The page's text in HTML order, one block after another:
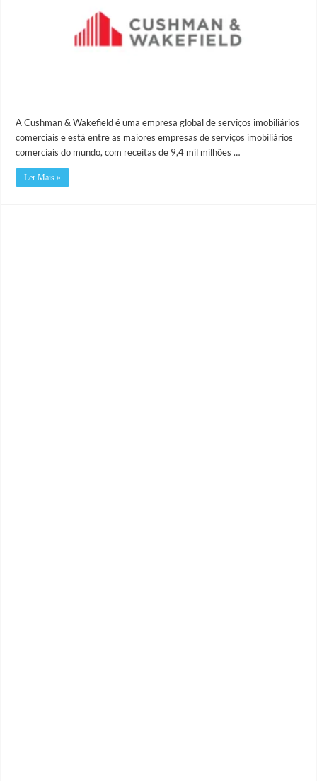
A Cushman & Wakefield é uma empresa global de serviços imobiliários
comerciais e está entre as maiores empresas de serviços imobiliários
comerciais do mundo, com receitas de 9,4 mil milhões …
Ler Mais »